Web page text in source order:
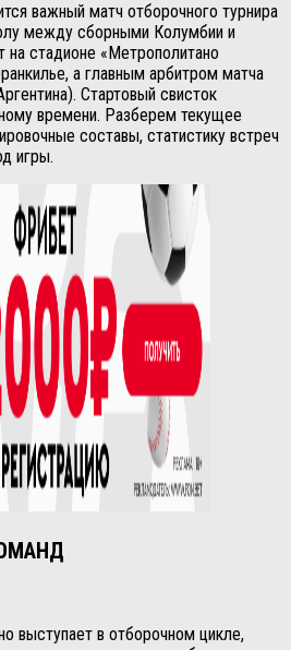
важный матч отборочного турнира
между сборными Колумбии и
на стадионе «Метрополитано
а главным арбитром матча
Стартовый свисток
времени. Разберем текущее
составы, статистику встреч
игры.
выступает в отборочном цикле,